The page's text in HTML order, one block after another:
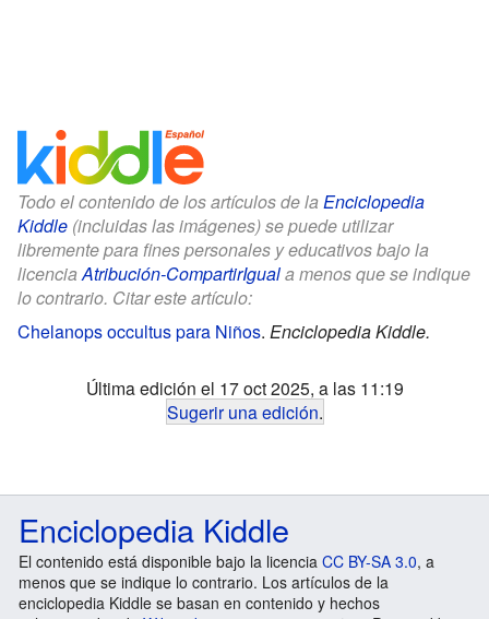
Todo el contenido de los artículos de la Enciclopedia
Kiddle (incluidas las imágenes) se puede utilizar
libremente para fines personales y educativos bajo la
licenciaAtribución-CompartirIguala menos que se indique
lo contrario. Citar este artículo:
Chelanops occultus para Niños. Enciclopedia Kiddle.
Última edición el 17 oct 2025, a las 11:19
Sugerir una edición.
Enciclopedia Kiddle
El contenido está disponible bajo la licencia CC BY-SA 3.0, a
menos que se indique lo contrario. Los artículos de la
enciclopedia Kiddle se basan en contenido y hechos